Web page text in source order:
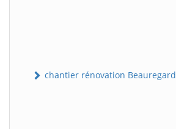
chantier rénovation Beauregard